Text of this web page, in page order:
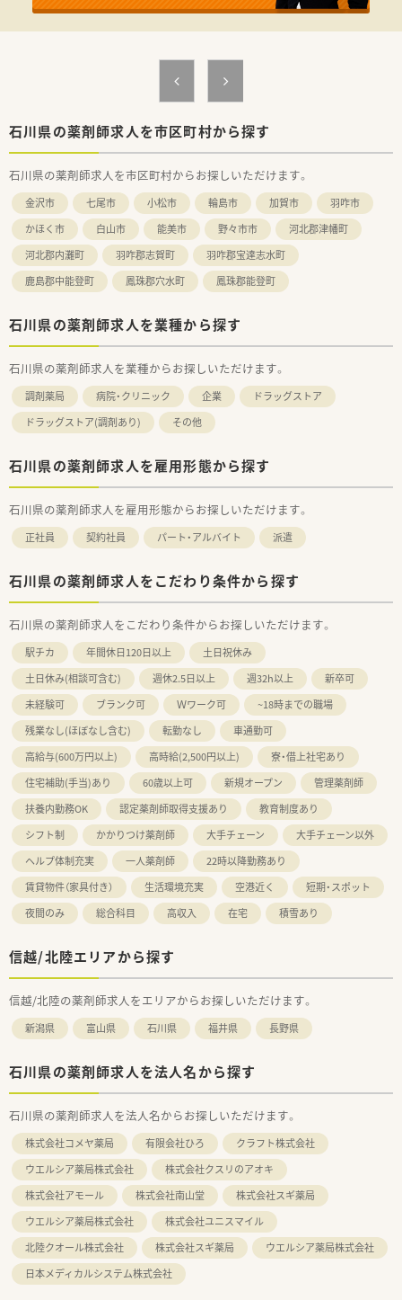
は1分単位で手当が支給されます
■店舗によっては半日休みを組み合わせて1日の休みとするな
■有給休暇の取得もしやすい環境であり、家庭の事情やプライベ
ートの予定を優先できます
■調剤業務や服薬指導に加え、かかりつけ薬剤師としての業務も
担当していただく予定です
にも積極的に取り組んでいます
■門前のクリニックからの処方箋だけでなく、広域からの処方箋
にも対応していただきます
石川県の薬剤師求人を市区町村から探す
石川県の薬剤師求人を市区町村からお探しいただけます。
金沢市 七尾市 小松市 輪島市 加賀市
羽咋市
かほく市
白山市 能美市 野々市市
河北郡津幡町
河北郡内灘町
羽咋郡志賀町
羽咋郡宝達志水町
鹿島郡中能登町
鳳珠郡穴水町 鳳珠郡能登町
石川県の薬剤師求人を業種から探す
石川県の薬剤師求人を業種からお探しいただけます。
調剤薬局 病院・クリニック 企業
ドラッグストア
ドラッグストア(調剤あり)
その他
石川県の薬剤師求人を雇用形態から探す
石川県の薬剤師求人を雇用形態からお探しいただけます。
正社員 契約社員 パート・アルバイト 派遣
石川県の薬剤師求人をこだわり条件から探す
石川県の薬剤師求人をこだわり条件からお探しいただけます。
駅チカ 年間休日120日以上
土日祝休み
土日休み(相談可含む)
週休2.5日以上 週32h以上
新卒可
未経験可
ブランク可 Ｗワーク可
~18時までの職場
残業なし(ほぼなし含む)
転勤なし
車通勤可
高給与(600万円以上)
高時給(2,500円以上)
寮・借上社宅あり
住宅補助(手当)あり
60歳以上可 新規オープン
管理薬剤師
扶養内勤務OK
認定薬剤師取得支援あり
教育制度あり
シフト制
かかりつけ薬剤師 大手チェーン
大手チェーン以外
ヘルプ体制充実
一人薬剤師
22時以降勤務あり
賃貸物件（家具付き）
生活環境充実 空港近く
短期・スポット
夜間のみ
総合科目 高収入 在宅 積雪あり
信越/北陸エリアから探す
信越/北陸の薬剤師求人をエリアからお探しいただけます。
新潟県 富山県 石川県 福井県 長野県
石川県の薬剤師求人を法人名から探す
石川県の薬剤師求人を法人名からお探しいただけます。
株式会社コメヤ薬局 有限会社ひろ
クラフト株式会社
ウエルシア薬局株式会社
株式会社クスリのアオキ
株式会社アモール
株式会社南山堂
株式会社スギ薬局
ウエルシア薬局株式会社
株式会社ユニスマイル
北陸クオール株式会社
株式会社スギ薬局
ウエルシア薬局株式会社
日本メディカルシステム株式会社